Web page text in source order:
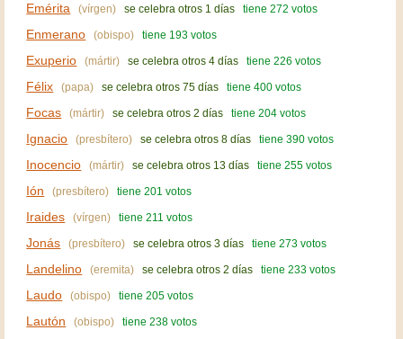
Emérita (vírgen) se celebra otros 1 días tiene 272 votos
Enmerano (obispo) tiene 193 votos
Exuperio (mártir) se celebra otros 4 días tiene 226 votos
Félix (papa) se celebra otros 75 días tiene 400 votos
Focas (mártir) se celebra otros 2 días tiene 204 votos
Ignacio (presbítero) se celebra otros 8 días tiene 390 votos
Inocencio (mártir) se celebra otros 13 días tiene 255 votos
Ión (presbítero) tiene 201 votos
Iraides (vírgen) tiene 211 votos
Jonás (presbítero) se celebra otros 3 días tiene 273 votos
Landelino (eremita) se celebra otros 2 días tiene 233 votos
Laudo (obispo) tiene 205 votos
Lautón (obispo) tiene 238 votos